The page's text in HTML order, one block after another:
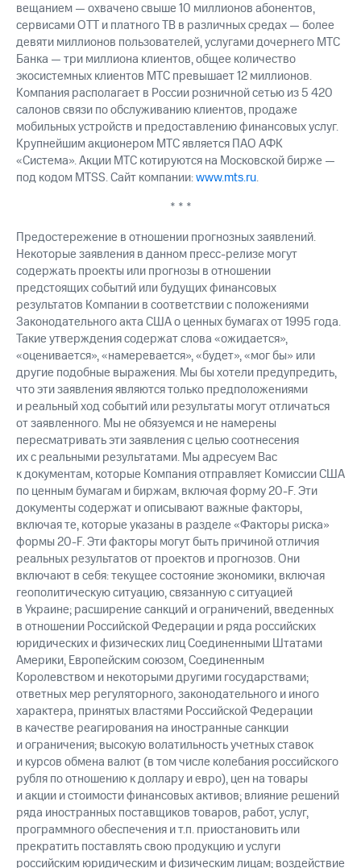
вещанием — охвачено свыше 10 миллионов абонентов,
сервисами OTT и платного ТВ в различных средах — более
девяти миллионов пользователей, услугами дочернего МТС
Банка — три миллиона клиентов, общее количество
экосистемных клиентов МТС превышает 12 миллионов.
Компания располагает в России розничной сетью из 5 420
салонов связи по обслуживанию клиентов, продаже
мобильных устройств и предоставлению финансовых услуг.
Крупнейшим акционером МТС является ПАО АФК
«Система». Акции МТС котируются на Московской бирже —
под кодом MTSS. Сайт компании:www.mts.ru.
* * *
Предостережение в отношении прогнозных заявлений.
Некоторые заявления в данном пресс-релизе могут
содержать проекты или прогнозы в отношении
предстоящих событий или будущих финансовых
результатов Компании в соответствии с положениями
Законодательного акта США о ценных бумагах от 1995 года.
Такие утверждения содержат слова «ожидается»,
«оценивается», «намеревается», «будет», «мог бы» или
другие подобные выражения. Мы бы хотели предупредить,
что эти заявления являются только предположениями
и реальный ход событий или результаты могут отличаться
от заявленного. Мы не обязуемся и не намерены
пересматривать эти заявления с целью соотнесения
их с реальными результатами. Мы адресуем Вас
к документам, которые Компания отправляет Комиссии США
по ценным бумагам и биржам, включая форму20-F.Эти
документы содержат и описывают важные факторы,
включая те, которые указаны в разделе «Факторы риска»
формы20-F.Эти факторы могут быть причиной отличия
реальных результатов от проектов и прогнозов. Они
включают в себя: текущее состояние экономики, включая
геополитическую ситуацию, связанную с ситуацией
в Украине; расширение санкций и ограничений, введенных
в отношении Российской Федерации и ряда российских
юридических и физических лиц Соединенными Штатами
Америки, Европейским союзом, Соединенным
Королевством и некоторыми другими государствами;
ответных мер регуляторного, законодательного и иного
характера, принятых властями Российской Федерации
в качестве реагирования на иностранные санкции
и ограничения; высокую волатильность учетных ставок
и курсов обмена валют (в том числе колебания российского
рубля по отношению к доллару и евро), цен на товары
и акции и стоимости финансовых активов; влияние решений
ряда иностранных поставщиков товаров, работ, услуг,
программного обеспечения и т.п. приостановить или
прекратить поставлять свою продукцию и услуги
российским юридическим и физическим лицам; воздействие